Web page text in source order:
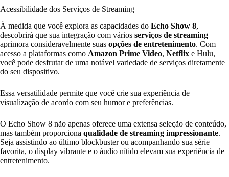
Acessibilidade dos Serviços de Streaming
À medida que você explora as capacidades do Echo Show 8,
descobrirá que sua integração com vários serviços de streaming
aprimora consideravelmente suas opções de entretenimento. Com
acesso a plataformas como Amazon Prime Video, Netflix e Hulu,
você pode desfrutar de uma notável variedade de serviços diretamente
do seu dispositivo.
Essa versatilidade permite que você crie sua experiência de
visualização de acordo com seu humor e preferências.
O Echo Show 8 não apenas oferece uma extensa seleção de conteúdo,
mas também proporciona qualidade de streaming impressionante.
Seja assistindo ao último blockbuster ou acompanhando sua série
favorita, o display vibrante e o áudio nítido elevam sua experiência de
entretenimento.